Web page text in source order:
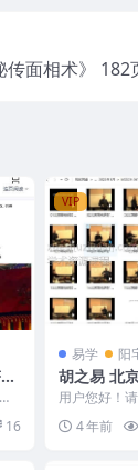
传面相术》 182
16
VIP
易学 阳
胡之易 北
程 20集
用户您好！
胡之易 北京
集 视频清晰...
4 年前